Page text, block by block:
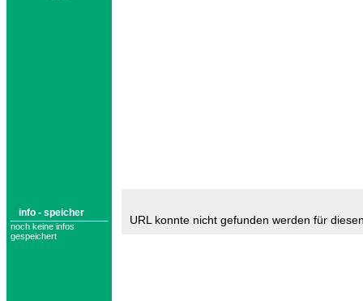
info - speicher
noch keine infos
gespeichert
URL konnte nicht gefunden werden für